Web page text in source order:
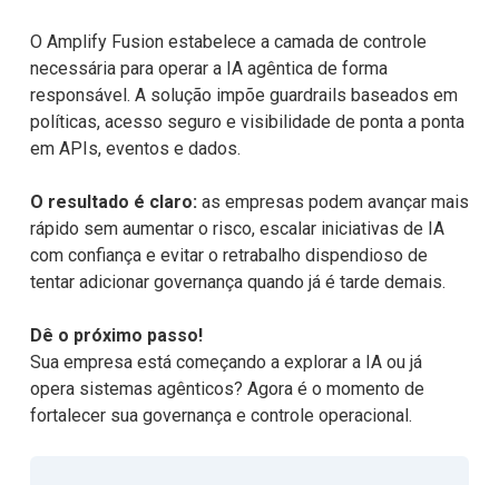
O Amplify Fusion estabelece a camada de controle
necessária para operar a IA agêntica de forma
responsável. A solução impõe guardrails baseados em
políticas, acesso seguro e visibilidade de ponta a ponta
em APIs, eventos e dados.
O resultado é claro: as empresas podem avançar mais
rápido sem aumentar o risco, escalar iniciativas de IA
com confiança e evitar o retrabalho dispendioso de
tentar adicionar governança quando já é tarde demais.
Dê o próximo passo!
Sua empresa está começando a explorar a IA ou já
opera sistemas agênticos? Agora é o momento de
fortalecer sua governança e controle operacional.